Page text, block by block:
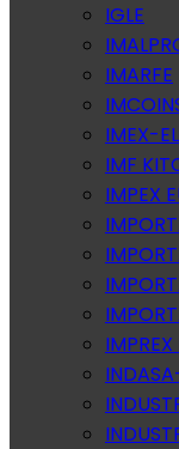
IGLE
IMARFE
IMEX-
IMF
IMPEX